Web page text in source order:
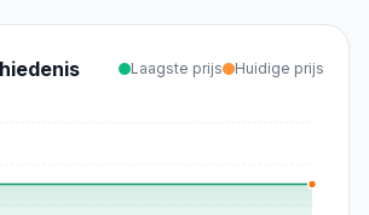
Laagste prijs Huidige prijs